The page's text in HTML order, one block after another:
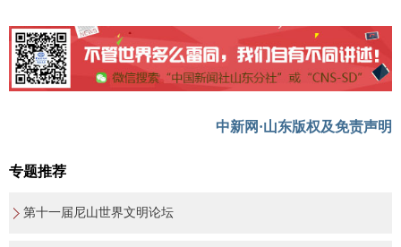
中新网·山东版权及免责声明
专题推荐
第十一届尼山世界文明论坛